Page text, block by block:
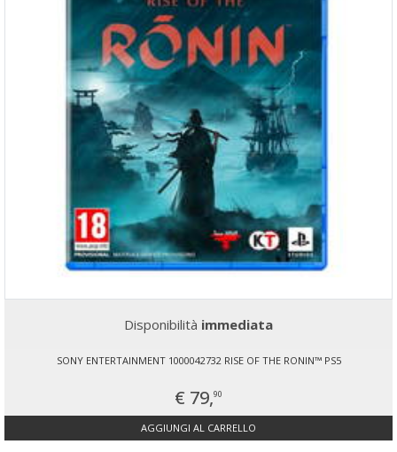
Disponibilità immediata
SONY ENTERTAINMENT 1000042732 RISE OF THE RONIN™ PS5
€ 79,90
AGGIUNGI AL CARRELLO